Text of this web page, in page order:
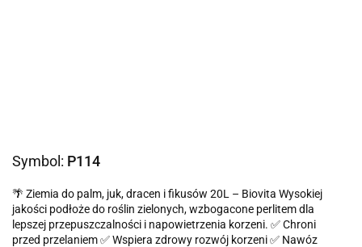
Symbol: P114
🌴 Ziemia do palm, juk, dracen i fikusów 20L – Biovita Wysokiej
jakości podłoże do roślin zielonych, wzbogacone perlitem dla
lepszej przepuszczalności i napowietrzenia korzeni. ✅ Chroni
przed przelaniem ✅ Wspiera zdrowy rozwój korzeni ✅ Nawóz